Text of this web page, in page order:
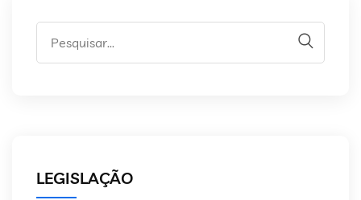
LEGISLAÇÃO